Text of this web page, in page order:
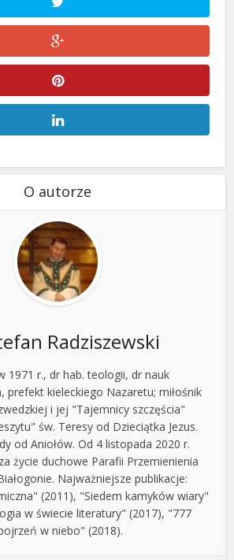
O autorze
Radziszewski
1971 r., dr hab. teologii, dr nauk
prefekt kieleckiego Nazaretu; miłośnik
i jej "Tajemnicy szczęścia"
św. Teresy od Dzieciątka Jezus.
od Aniołów. Od 4 listopada 2020 r.
życie duchowe Parafii Przemienienia
Najważniejsze publikacje:
(2011), "Siedem kamyków wiary"
w świecie literatury" (2017), "777
w niebo" (2018).